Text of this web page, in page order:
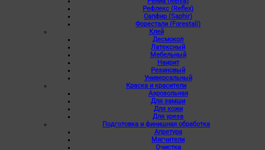
Рефлекс (Reflex)
Сапфир (Saphir)
Форестали (Forestali)
Клей
Десмокол
Латексный
Мебельный
Наирит
Резиновый
Универсальный
Краска и красители
Аэрозольная
Для замши
Для кожи
Для уреза
Подготовка и финишная обработка
Апретура
Мягчители
Очистка